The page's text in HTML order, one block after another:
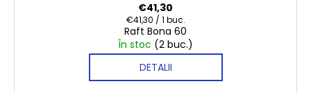
Raft Bona 60
În stoc (2 buc.)
€41,30
Evaluare
preţ:
€41,30 / 1 buc.
DETALII